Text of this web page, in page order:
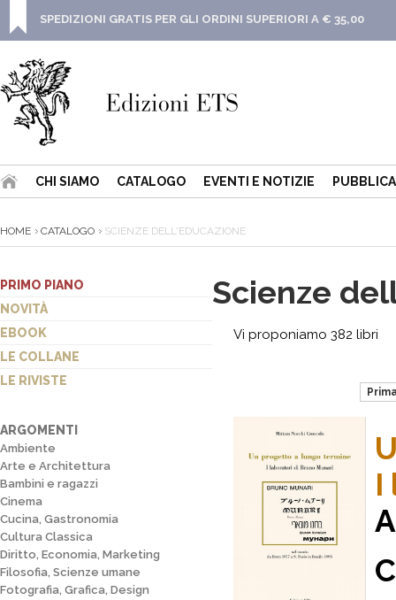
SPEDIZIONI GRATIS PER GLI ORDINI SUPERIORI A € 35,00
CHI SIAMO CATALOGO EVENTI E NOTIZIE
HOME CATALOGO SCIENZE DELL'EDUCAZIONE
PRIMO PIANO
NOVITÀ
EBOOK
LE COLLANE
LE RIVISTE
ARGOMENTI
Ambiente
Arte e Architettura
Bambini e ragazzi
Cinema
Cucina, Gastronomia
Cultura Classica
Diritto, Economia, Marketing
Filosofia, Scienze umane
Fotografia, Grafica, Design
Scienze
Vi proponiamo 382 libri
I